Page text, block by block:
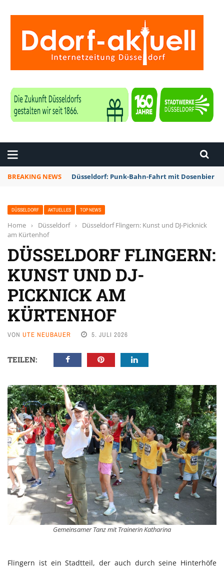
BREAKING NEWS Düsseldorf: Punk-Bahn-Fahrt mit Dosenbier
DÜSSELDORF AKTUELLES TOP NEWS
Home › Düsseldorf ›
Düsseldorf Flingern: Kunst und DJ-Picknick
am Kürtenhof
DÜSSELDORF FLINGERN:
KUNST UND DJ-
PICKNICK AM
KÜRTENHOF
VON UTE NEUBAUER 5. JULI 2026
TEILEN:
Gemeinsamer Tanz mit Trainerin Katharina
Flingern ist ein Stadtteil, der auch durch seine Hinterhöfe